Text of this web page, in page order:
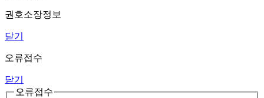
권호소장정보
닫기
오류접수
닫기
오류접수